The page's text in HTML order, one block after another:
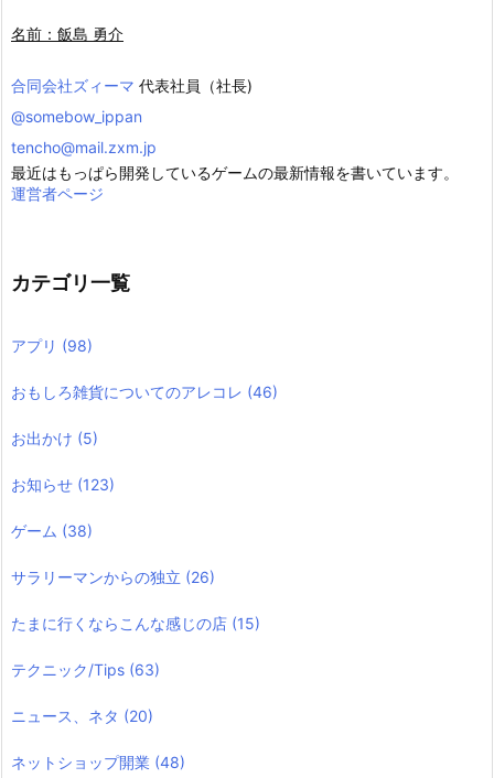
名前：飯島 勇介
合同会社ズィーマ 代表社員（社長)
@somebow_ippan
tencho@mail.zxm.jp
最近はもっぱら開発しているゲームの最新情報を書いています。
運営者ページ
カテゴリ一覧
アプリ (98)
おもしろ雑貨についてのアレコレ (46)
お出かけ (5)
お知らせ (123)
ゲーム (38)
サラリーマンからの独立 (26)
たまに行くならこんな感じの店 (15)
テクニック/Tips (63)
ニュース、ネタ (20)
ネットショップ開業 (48)